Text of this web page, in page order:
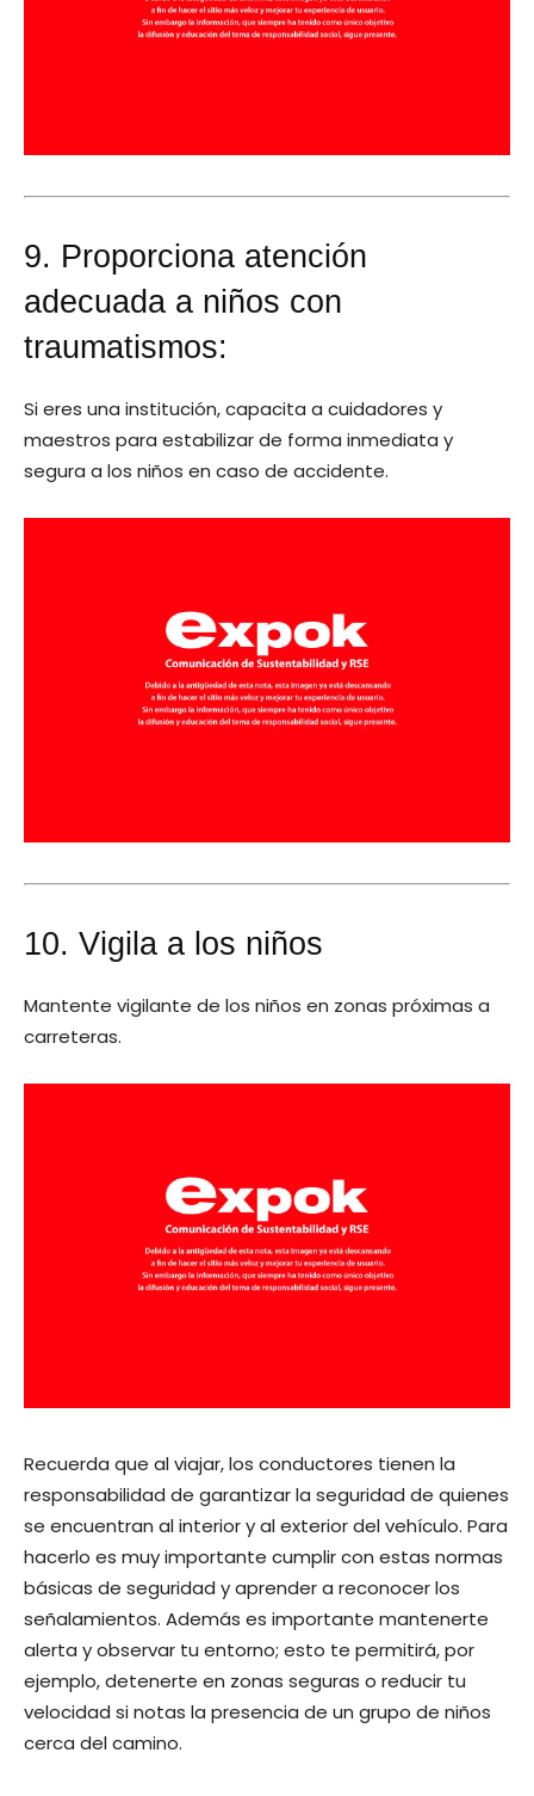
9. Proporciona atención
adecuada a niños con
traumatismos:
Si eres una institución, capacita a cuidadores y
maestros para estabilizar de forma inmediata y
segura a los niños en caso de accidente.
10. Vigila a los niños
Mantente vigilante de los niños en zonas próximas a
carreteras.
Recuerda que al viajar, los conductores tienen la
responsabilidad de garantizar la seguridad de quienes
se encuentran al interior y al exterior del vehículo. Para
hacerlo es muy importante cumplir con estas normas
básicas de seguridad y aprender a reconocer los
señalamientos. Además es importante mantenerte
alerta y observar tu entorno; esto te permitirá, por
ejemplo, detenerte en zonas seguras o reducir tu
velocidad si notas la presencia de un grupo de niños
cerca del camino.